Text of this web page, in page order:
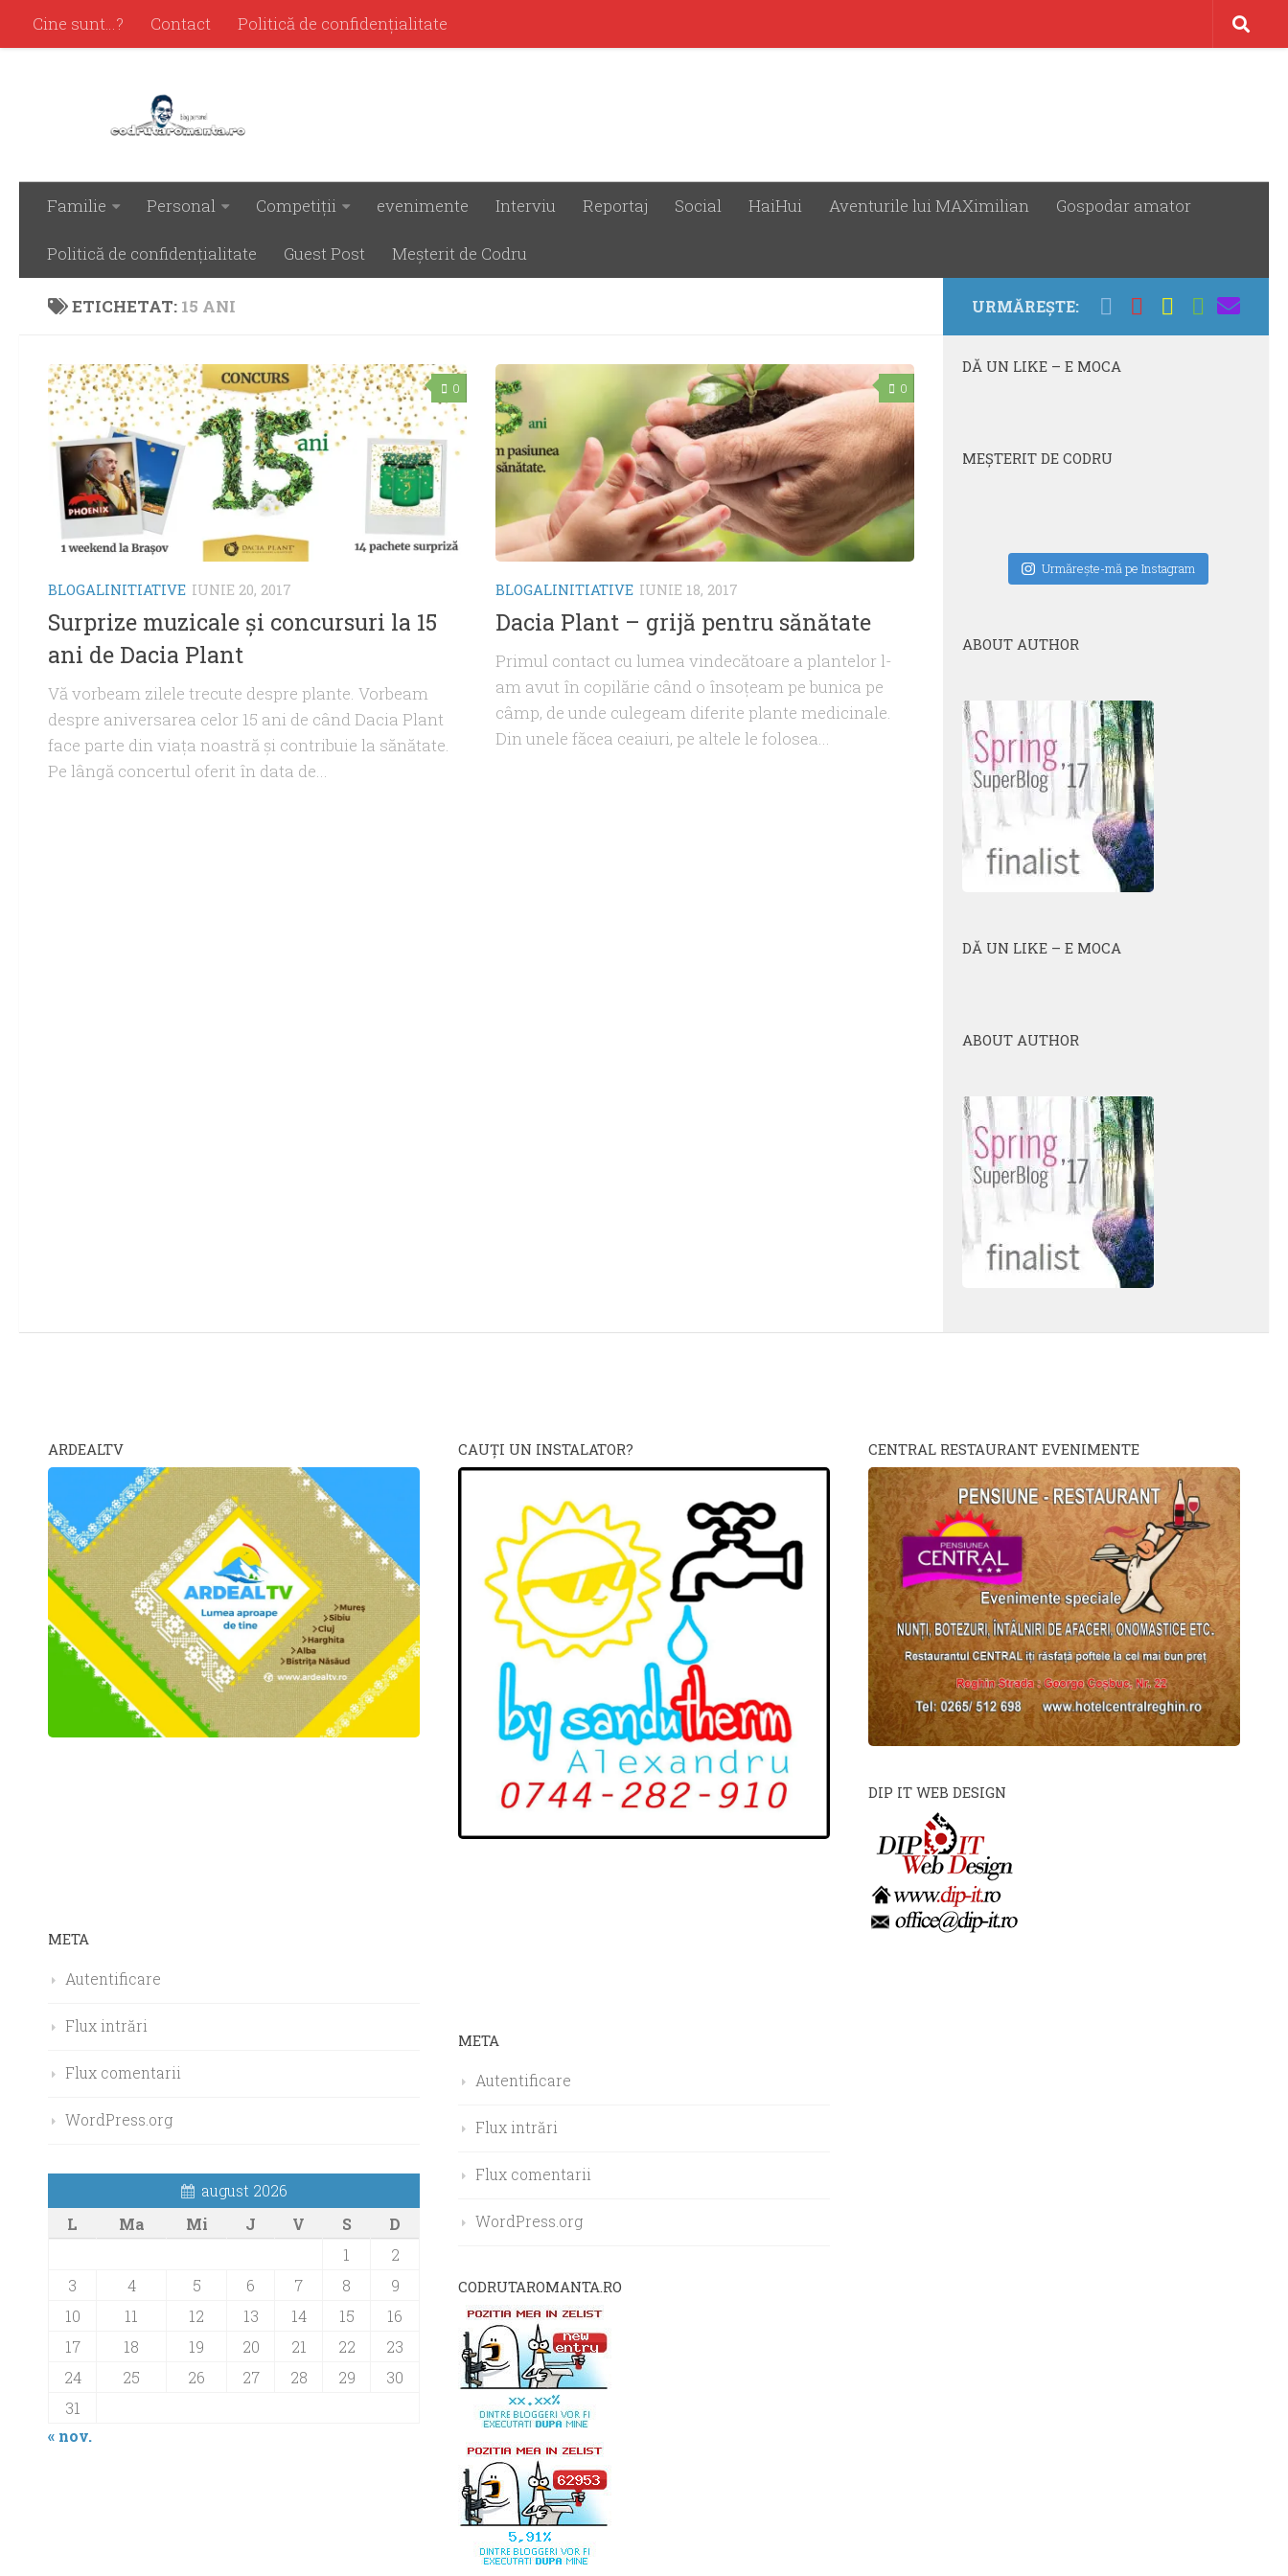
Cine sunt…? Contact Politică de confidenţialitate
Familie Personal Competiţii evenimente Interviu Reportaj Social HaiHui Aventurile lui MAXimilian Gospodar amator
Politică de confidenţialitate Guest Post Meşterit de Codru
ETICHETAT: 15 ANI
0
BLOGALINITIATIVE IUNIE 20, 2017
Surprize muzicale şi concursuri la 15
ani de Dacia Plant
Vă vorbeam zilele trecute despre plante. Vorbeam
despre aniversarea celor 15 ani de când Dacia Plant
face parte din viaţa noastră şi contribuie la sănătate.
Pe lângă concertul oferit în data de...
0
BLOGALINITIATIVE IUNIE 18, 2017
Dacia Plant – grijă pentru sănătate
Primul contact cu lumea vindecătoare a plantelor l-
am avut în copilărie când o însoţeam pe bunica pe
câmp, de unde culegeam diferite plante medicinale.
Din unele făcea ceaiuri, pe altele le folosea...
URMĂREȘTE:
DĂ UN LIKE – E MOCA
MEŞTERIT DE CODRU
Urmăreşte-mă pe Instagram
ABOUT AUTHOR
DĂ UN LIKE – E MOCA
ABOUT AUTHOR
ARDEALTV
META
Autentificare
Flux intrări
Flux comentarii
WordPress.org
august 2026
L
Ma Mi J V S
D
1
2
3
4 5 6 7 8
9
10
11 12 13 14 15
16
17
18 19 20 21 22
23
24
25 26 27 28 29
30
31
« nov.
CAUŢI UN INSTALATOR?
META
Autentificare
Flux intrări
Flux comentarii
WordPress.org
CODRUTAROMANTA.RO
CENTRAL RESTAURANT EVENIMENTE
DIP IT WEB DESIGN